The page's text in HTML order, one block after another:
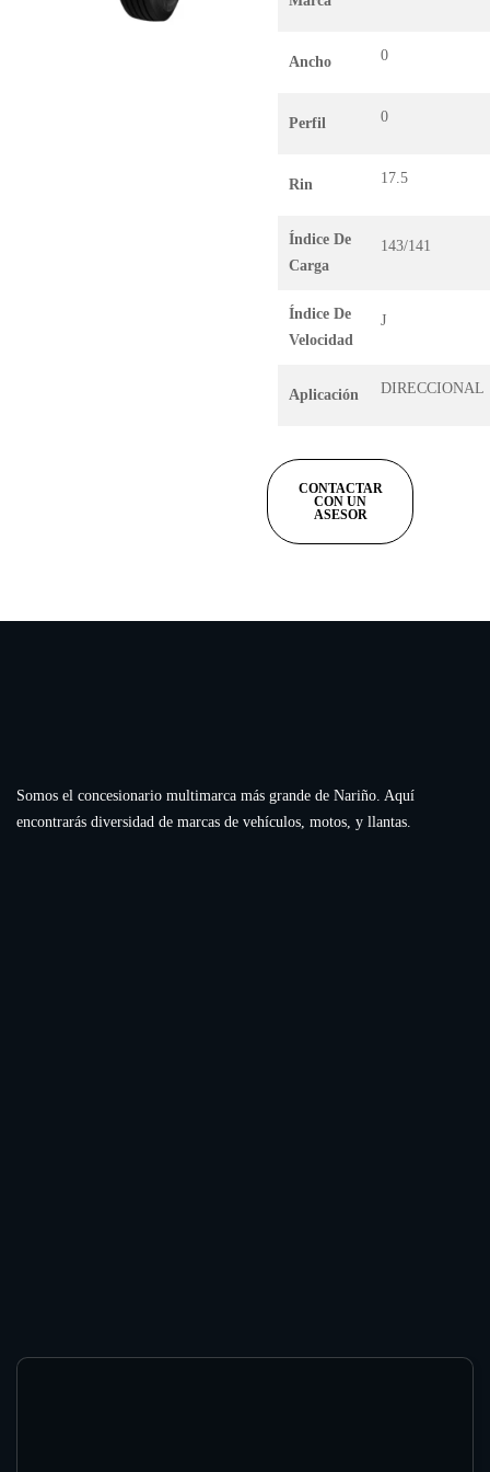
Ancho 0
Perfil 0
Rin 17.5
Índice De
Carga
143/141
Índice De
Velocidad
J
Aplicación DIRECCIONAL
CONTACTAR
CON UN
ASESOR
Somos el concesionario multimarca más grande de Nariño. Aquí
encontrarás diversidad de marcas de vehículos, motos, y llantas.